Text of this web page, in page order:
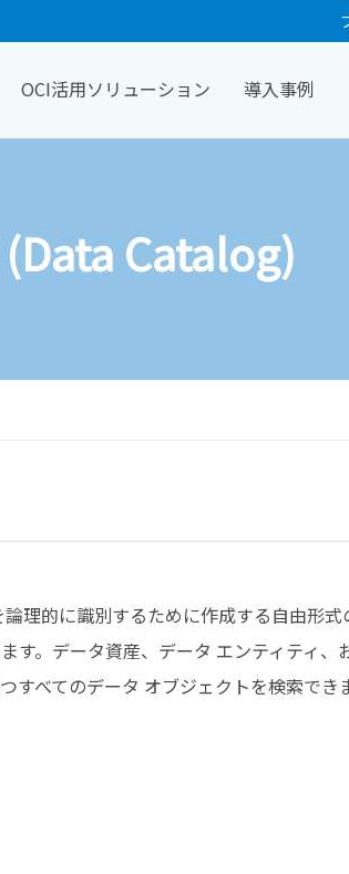
OCI活用ソリューション 導入事例
Catalog)
理的に識別するために作成する自由形
す。データ資産、データ エンティティ
すべてのデータ オブジェクトを検索でき